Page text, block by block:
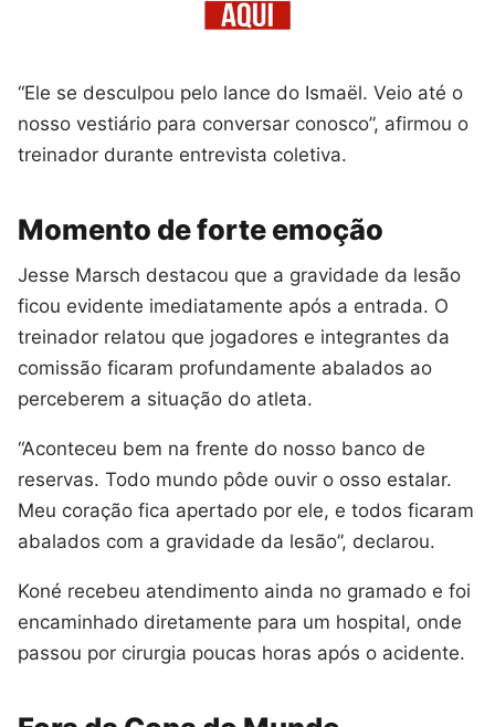
“Ele se desculpou pelo lance do Ismaël. Veio até o
nosso vestiário para conversar conosco”, afirmou o
treinador durante entrevista coletiva.
Momento de forte emoção
Jesse Marsch destacou que a gravidade da lesão
ficou evidente imediatamente após a entrada. O
treinador relatou que jogadores e integrantes da
comissão ficaram profundamente abalados ao
perceberem a situação do atleta.
“Aconteceu bem na frente do nosso banco de
reservas. Todo mundo pôde ouvir o osso estalar.
Meu coração fica apertado por ele, e todos ficaram
abalados com a gravidade da lesão”, declarou.
Koné recebeu atendimento ainda no gramado e foi
encaminhado diretamente para um hospital, onde
passou por cirurgia poucas horas após o acidente.